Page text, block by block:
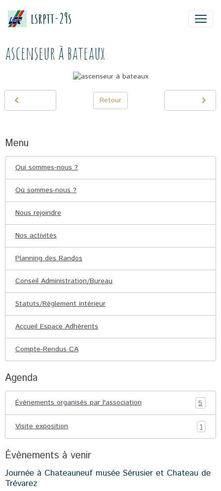
lsrptt-29s
ascenseur à bateaux
Retour
Menu
Qui sommes-nous ?
Où sommes-nous ?
Nous rejoindre
Nos activités
Planning des Randos
Conseil Administration/Bureau
Statuts/Règlement intérieur
Accueil Espace Adhérents
Compte-Rendus CA
Agenda
Événements organisés par l'association 5
Visite exposition 1
Évènements à venir
Journée à Chateauneuf musée Sérusier et Chateau de
Trévarez